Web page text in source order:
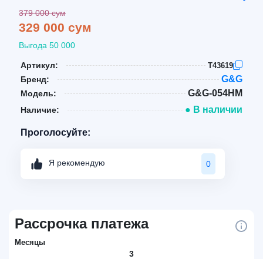
379 000 сум
329 000 сум
Выгода 50 000
Артикул: T43619
Бренд: G&G
Модель: G&G-054HM
Наличие: ● В наличии
Проголосуйте:
Я рекомендую 0
Рассрочка платежа
Месяцы
3